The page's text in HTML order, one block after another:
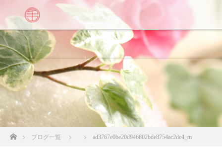
ホームブログ一覧 ad3767e0be20d946802bde8754ac2de4_m